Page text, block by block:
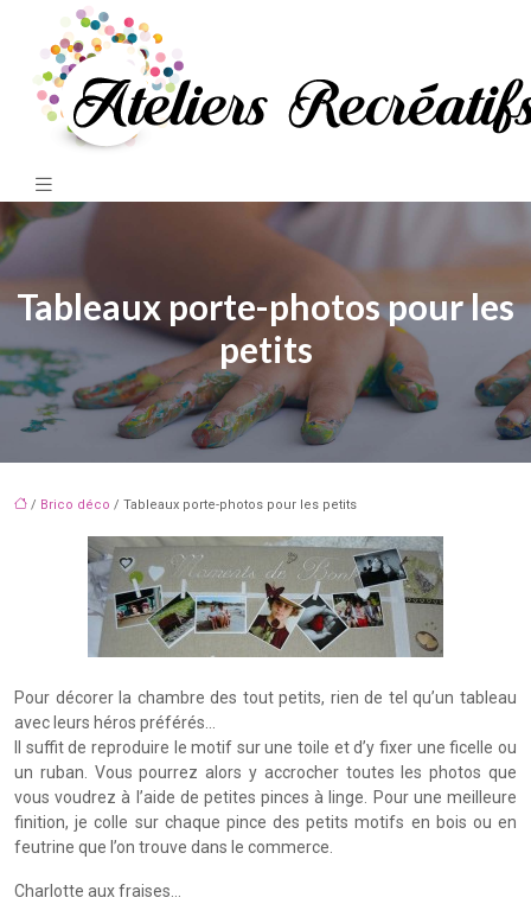
Tableaux porte-photos pour les
petits
/ Brico déco / Tableaux porte-photos pour les petits
Pour décorer la chambre des tout petits, rien de tel qu’un tableau
avec leurs héros préférés…
Il suffit de reproduire le motif sur une toile et d’y fixer une ficelle ou
un ruban. Vous pourrez alors y accrocher toutes les photos que
vous voudrez à l’aide de petites pinces à linge. Pour une meilleure
finition, je colle sur chaque pince des petits motifs en bois ou en
feutrine que l’on trouve dans le commerce.
Charlotte aux fraises…